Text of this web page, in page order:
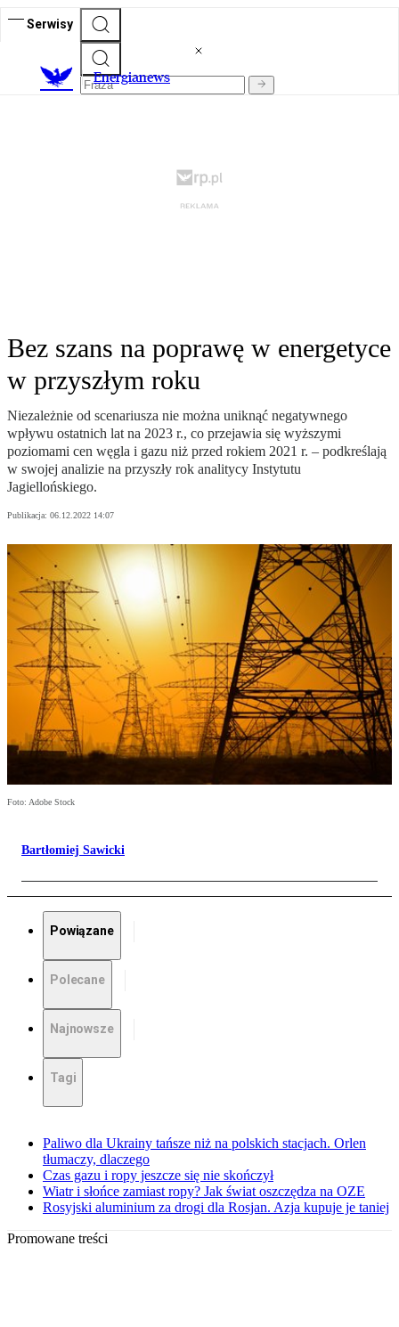
Serwisy
Energianews
Bez szans na poprawę w energetyce
w przyszłym roku
Niezależnie od scenariusza nie można uniknąć negatywnego
wpływu ostatnich lat na 2023 r., co przejawia się wyższymi
poziomami cen węgla i gazu niż przed rokiem 2021 r. – podkreślają
w swojej analizie na przyszły rok analitycy Instytutu
Jagiellońskiego.
Publikacja: 06.12.2022 14:07
Foto: Adobe Stock
Bartłomiej Sawicki
Powiązane
Polecane
Najnowsze
Tagi
Paliwo dla Ukrainy tańsze niż na polskich stacjach. Orlen
tłumaczy, dlaczego
Czas gazu i ropy jeszcze się nie skończył
Wiatr i słońce zamiast ropy? Jak świat oszczędza na OZE
Rosyjski aluminium za drogi dla Rosjan. Azja kupuje je taniej
Promowane treści